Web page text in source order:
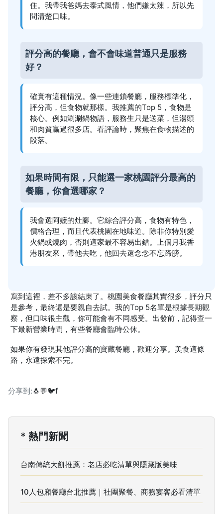
住。我帶我爸媽去泰式風情，他們嫌太辣，所以先
問清楚口味。
評分高的餐廳，會不會味道普通只是服務
好？
確實有這種情況。像一些連鎖餐廳，服務標準化，
評分高，但食物就那樣。我推薦的Top 5，食物是
核心。例如涮涮鍋物語，服務生只是送菜，但湯頭
和肉質贏過很多店。看評論時，聚焦在食物描述的
段落。
如果時間有限，只能選一家桃園評分最高的
餐廳，你會選哪家？
我會選阿嬤的灶腳。它綜合評分高，食物有特色，
價格合理，而且代表桃園在地味道。除非你特別愛
火鍋或燒肉，否則這家最不容易出錯。上個月我香
港朋友來，帶他去吃，他回去還念念不忘蹄膀。
寫到這裡，差不多該結束了。桃園美食餐廳其實很多，評分只
是參考，最終還是要親自去試。我的Top 5名單是根據長期觀
察，但口味很主觀，你可能會有不同感受。出發前，記得查一
下最新營業時間，有些餐廳會臨時公休。
如果你有發現其他評分高的寶藏餐廳，歡迎分享。美食這條
路，永遠探索不完。
分享到:🐧💬🐦f
* 熱門新聞
台南傳統大餅推薦：老店必吃清單與隱藏版美味
10人包廂餐廳台北推薦｜社團聚餐、商務宴客必看清單